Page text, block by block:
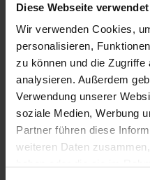
Diese Webseite
Wir verwenden Cookies,
personalisieren,
zu können und die
analysieren. Außerdem
Verwendung unserer
soziale Medien, Werbung
Partner führen diese
weiteren Daten
Gebrauchtwagen
Typ
Kilometerstand
Erstzulassung
Zustand
Leistung